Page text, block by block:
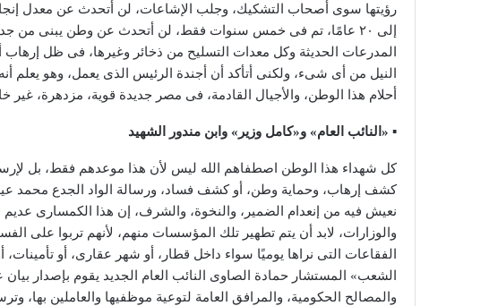
رؤيتها سوى أصحاب التشكيك، وجلب الإشاعات، لن أتحدث عن معدل
المدرعات الحديثة وكل معدات التسليح من ذخائر وغيرها، فى ظل
النيل من أى شىء، ولكنى أتأكد أن أجندة الرئيس الذى يعمل، وهو يعلم
أحلام هذا الوطن، والأجيال القادمة، فى مصر جديدة قوية، مزدهرة، غير
▪ «النائب العام» و«كامل وزير» وابن مندور الشهيد
كل شهداء هذا الوطن اصطفاهم الله ليس لأن هذا موعدهم فقط، بل
كشف إرهاب، وحماية وطن، أو كشف فساد، ورسالة الواد الجدع محمد
نعيش فيه من إنعدام الضمير، والنخوة، والشرف، إن هذا الكمسارى
والوزارات، لابد أن يتم تطهير تلك المؤسسات منهم، لأنهم تربوا على
الفقاعات التى نراها يوميًا سواء داخل قطار، أو شهر عقارى، أو
الشعب» المستشار حمادة الصاوى النائب العام الجديد يقوم بإصدار
والمصالح الحكومية، والمرافق العامة لتوعية موظفيها والعاملين بها،